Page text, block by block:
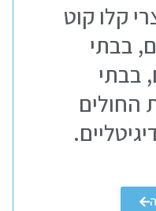
קלו קוט
בבתי
בבתי
החולים